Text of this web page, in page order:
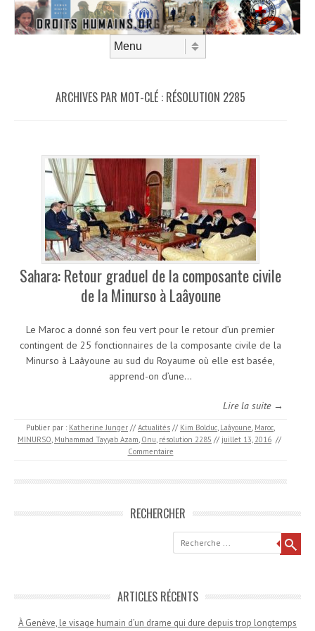
ARCHIVES PAR MOT-CLÉ : RÉSOLUTION 2285
Sahara: Retour graduel de la composante civile
de la Minurso à Laâyoune
Le Maroc a donné son feu vert pour le retour d’un premier
contingent de 25 fonctionnaires de la composante civile de la
Minurso à Laâyoune au sud du Royaume où elle est basée,
apprend-on d’une…
Lire la suite →
Publier par : Katherine Junger // Actualités // Kim Bolduc, Laâyoune, Maroc,
MINURSO, Muhammad Tayyab Azam, Onu, résolution 2285 // juillet 13, 2016 //
Commentaire
RECHERCHER
Recherche
ARTICLES RÉCENTS
À Genève, le visage humain d’un drame qui dure depuis trop longtemps